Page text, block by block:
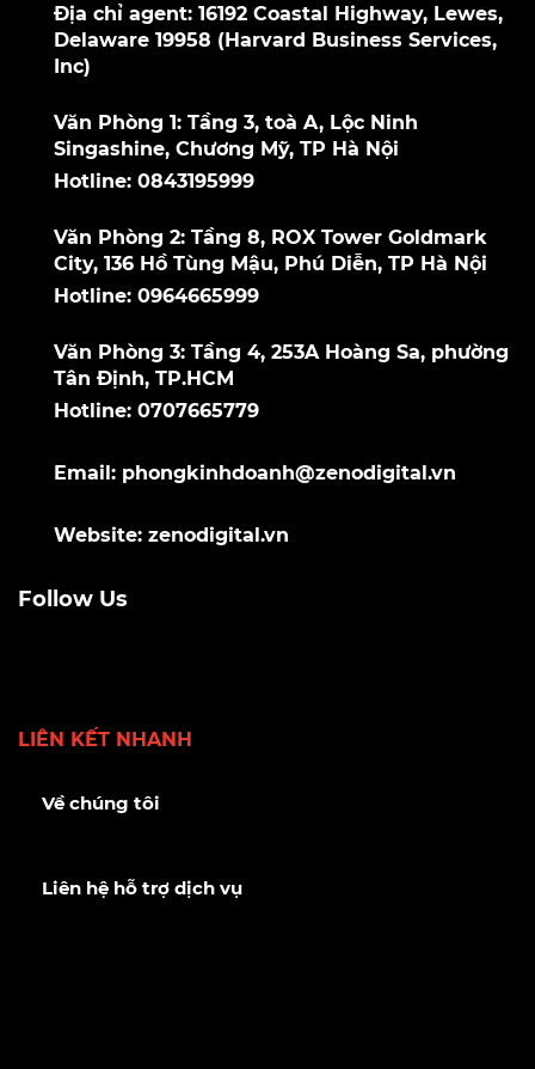
Địa chỉ agent: 16192 Coastal Highway, Lewes,
Delaware 19958 (Harvard Business Services,
Inc)
Văn Phòng 1: Tầng 3, toà A, Lộc Ninh
Singashine, Chương Mỹ, TP Hà Nội
Hotline: 0843195999
Văn Phòng 2: Tầng 8, ROX Tower Goldmark
City, 136 Hồ Tùng Mậu, Phú Diễn, TP Hà Nội
Hotline: 0964665999
Văn Phòng 3: Tầng 4, 253A Hoàng Sa, phường
Tân Định, TP.HCM
Hotline: 0707665779
Email: phongkinhdoanh@zenodigital.vn
Website: zenodigital.vn
Follow Us
LIÊN KẾT NHANH
Về chúng tôi
Liên hệ hỗ trợ dịch vụ